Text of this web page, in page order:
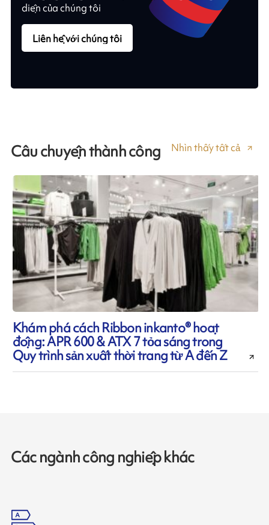
diện của chúng tôi
Liên hệ với chúng tôi
Câu chuyện thành công Nhìn thấy tất cả
Khám phá cách Ribbon inkanto® hoạt
động: APR 600 & ATX 7 tỏa sáng trong
Quy trình sản xuất thời trang từ A đến Z
Các ngành công nghiệp khác